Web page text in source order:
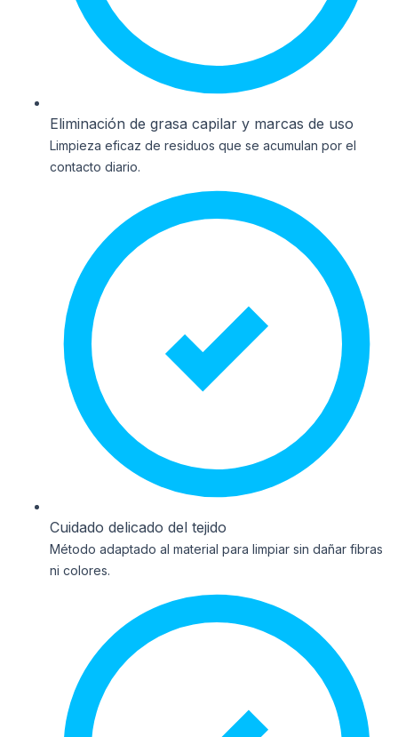
Eliminación de grasa capilar y marcas de uso
Limpieza eficaz de residuos que se acumulan por el
contacto diario.
Cuidado delicado del tejido
Método adaptado al material para limpiar sin dañar fibras
ni colores.